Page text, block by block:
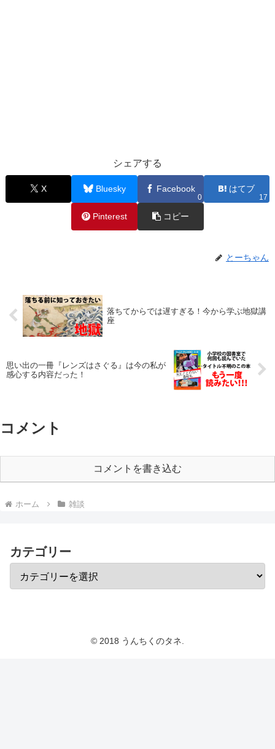
シェアする
X Bluesky Facebook
0
はてブ
17
Pinterest コピー
とーちゃん
落ちてからでは遅すぎる！今から学ぶ地獄講
座
思い出の一冊『レンズはさぐる』は今の私が
感心する内容だった！
コメント
コメントを書き込む
ホーム 雑談
カテゴリー
© 2018 うんちくのタネ.